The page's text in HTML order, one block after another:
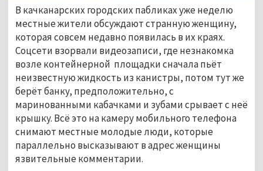
В качканарских городских пабликах уже неделю
местные жители обсуждают странную женщину,
которая совсем недавно появилась в их краях.
Соцсети взорвали видеозаписи, где незнакомка
возле контейнерной площадки сначала пьёт
неизвестную жидкость из канистры, потом тут же
берёт банку, предположительно, с
маринованными кабачками и зубами срывает с неё
крышку. Всё это на камеру мобильного телефона
снимают местные молодые люди, которые
параллельно высказывают в адрес женщины
язвительные комментарии.